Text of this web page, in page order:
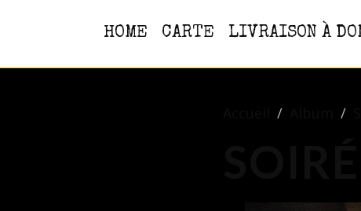
HOME CARTE LIVRAISON À